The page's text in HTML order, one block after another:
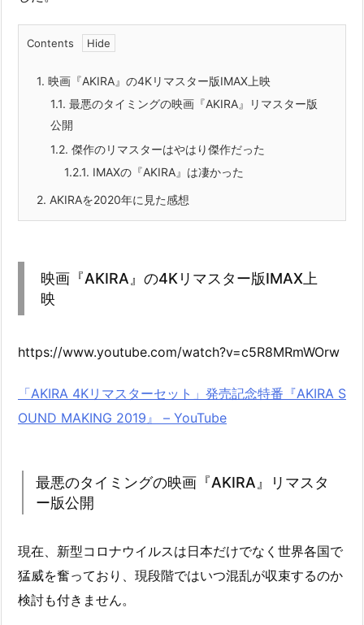
Contents
1. 映画『AKIRA』の4Kリマスター版IMAX上映
1.1. 最悪のタイミングの映画『AKIRA』リマスター版
公開
1.2. 傑作のリマスターはやはり傑作だった
1.2.1. IMAXの『AKIRA』は凄かった
2. AKIRAを2020年に見た感想
映画『AKIRA』の4Kリマスター版IMAX上
映
https://www.youtube.com/watch?v=c5R8MRmWOrw
「AKIRA 4Kリマスターセット」発売記念特番『AKIRA S
OUND MAKING 2019』 – YouTube
最悪のタイミングの映画『AKIRA』リマスタ
ー版公開
現在、新型コロナウイルスは日本だけでなく世界各国で
猛威を奮っており、現段階ではいつ混乱が収束するのか
検討も付きません。